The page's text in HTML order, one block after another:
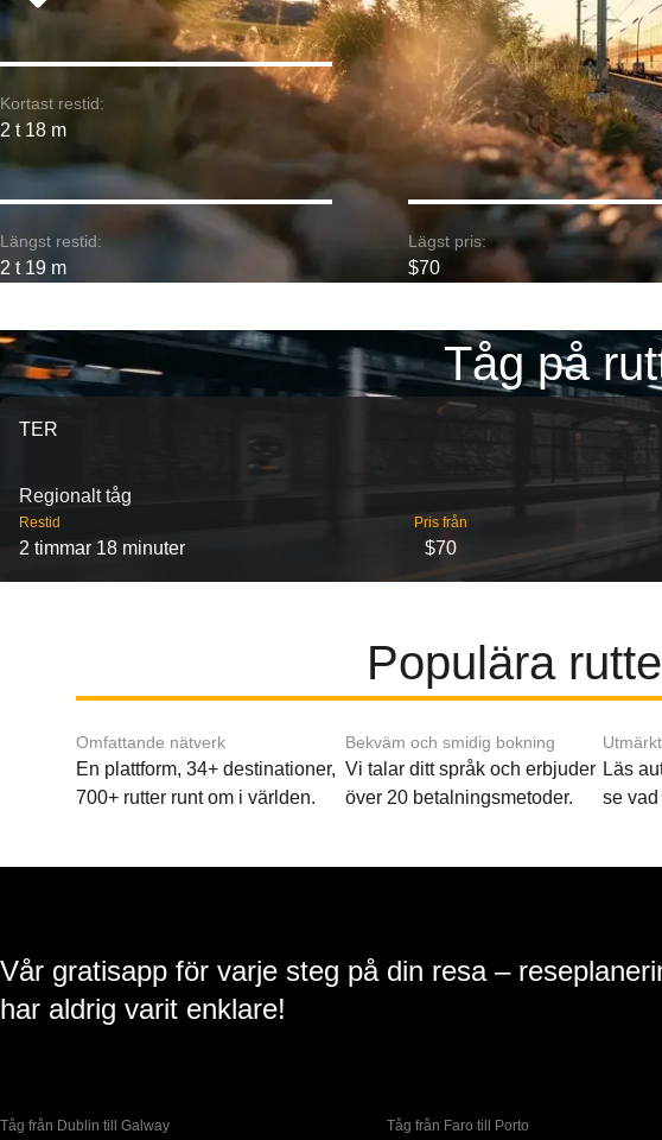
Kortast restid:
2 t 18 m
Längst restid:
2 t 19 m
Lägst pris:
$70
Tåg på
TER
Regionalt tåg
Restid
2 timmar 18 minuter
Pris från
$70
Populära
Omfattande nätverk
En plattform, 34+ destinationer,
700+ rutter runt om i världen.
Bekväm och smidig bokning
Vi talar ditt språk och erbjuder
över 20 betalningsmetoder.
Läs
se vad
Vår gratisapp för varje steg på din resa –
har aldrig varit enklare!
Tåg från Dublin till Galway Tåg från Faro till Porto